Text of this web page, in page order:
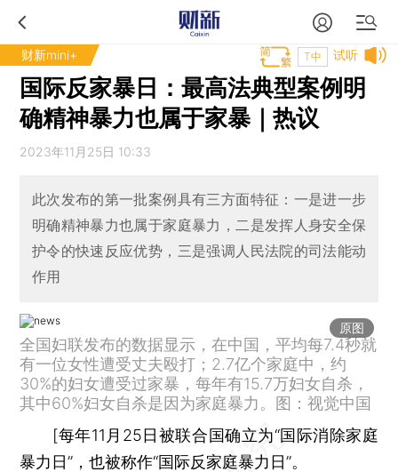
财新mini+ 试听
T中
国际反家暴日：最高法典型案例明
确精神暴力也属于家暴｜热议
2023年11月25日 10:33
此次发布的第一批案例具有三方面特征：一是进一步
明确精神暴力也属于家庭暴力，二是发挥人身安全保
护令的快速反应优势，三是强调人民法院的司法能动
作用
原图
全国妇联发布的数据显示，在中国，平均每7.4秒就
有一位女性遭受丈夫殴打；2.7亿个家庭中，约
30%的妇女遭受过家暴，每年有15.7万妇女自杀，
其中60%妇女自杀是因为家庭暴力。图：视觉中国
[每年11月25日被联合国确立为“国际消除家庭
暴力日”，也被称作“国际反家庭暴力日”。